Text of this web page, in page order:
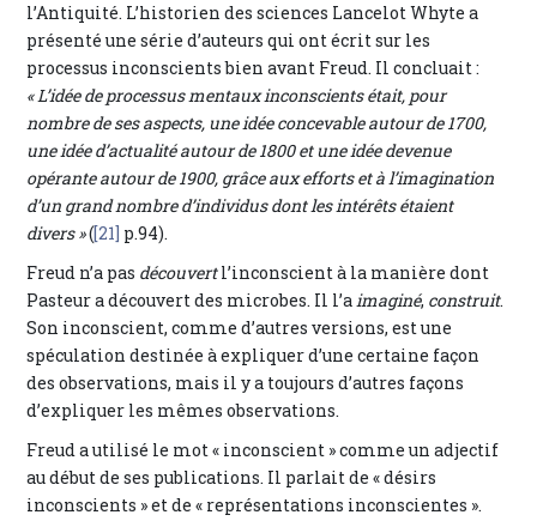
l’Antiquité. L’historien des sciences Lancelot Whyte a
présenté une série d’auteurs qui ont écrit sur les
processus inconscients bien avant Freud. Il concluait :
« L’idée de processus mentaux inconscients était, pour
nombre de ses aspects, une idée concevable autour de 1700,
une idée d’actualité autour de 1800 et une idée devenue
opérante autour de 1900, grâce aux efforts et à l’imagination
d’un grand nombre d’individus dont les intérêts étaient
divers »([21] p.94).
Freud n’a pas découvertl’inconscient à la manière dont
Pasteur a découvert des microbes. Il l’aimaginé, construit.
Son inconscient, comme d’autres versions, est une
spéculation destinée à expliquer d’une certaine façon
des observations, mais il y a toujours d’autres façons
d’expliquer les mêmes observations.
Freud a utilisé le mot « inconscient » comme un adjectif
au début de ses publications. Il parlait de « désirs
inconscients » et de « représentations inconscientes ».